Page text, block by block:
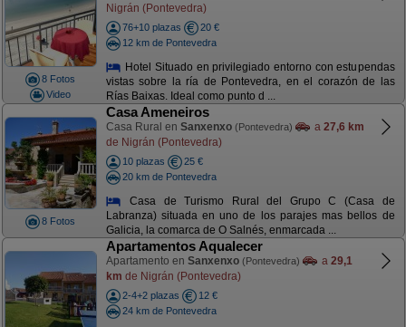
8 Fotos
Video
Nigrán (Pontevedra)
76+10 plazas
20 €
12 km de Pontevedra
Hotel Situado en privilegiado entorno con estupendas
vistas sobre la ría de Pontevedra, en el corazón de las
Rías Baixas. Ideal como punto d ...
8 Fotos
Casa Ameneiros
Casa Rural en Sanxenxo (Pontevedra) a 27,6 km
de Nigrán (Pontevedra)
10 plazas
25 €
20 km de Pontevedra
Casa de Turismo Rural del Grupo C (Casa de
Labranza) situada en uno de los parajes mas bellos de
Galicia, la comarca de O Salnés, enmarcada ...
Apartamentos Aqualecer
Apartamento en Sanxenxo (Pontevedra) a 29,1
km de Nigrán (Pontevedra)
2-4+2 plazas
12 €
24 km de Pontevedra